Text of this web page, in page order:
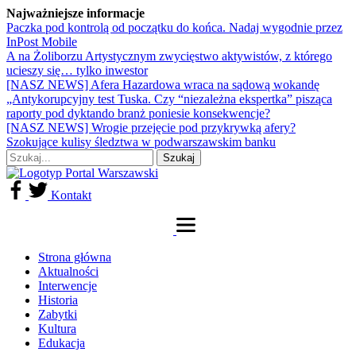
Najważniejsze informacje
Paczka pod kontrolą od początku do końca. Nadaj wygodnie przez
InPost Mobile
A na Żoliborzu Artystycznym zwycięstwo aktywistów, z którego
ucieszy się… tylko inwestor
[NASZ NEWS] Afera Hazardowa wraca na sądową wokandę
„Antykorupcyjny test Tuska. Czy “niezależna ekspertka” pisząca
raporty pod dyktando branż poniesie konsekwencje?
[NASZ NEWS] Wrogie przejęcie pod przykrywką afery?
Szokujące kulisy śledztwa w podwarszawskim banku
Kontakt
Strona główna
Aktualności
Interwencje
Historia
Zabytki
Kultura
Edukacja